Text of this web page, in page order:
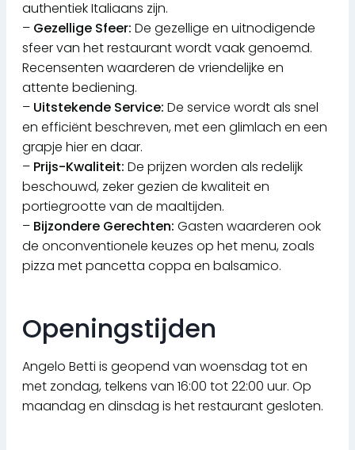
authentiek Italiaans zijn.
– Gezellige Sfeer: De gezellige en uitnodigende
sfeer van het restaurant wordt vaak genoemd.
Recensenten waarderen de vriendelijke en
attente bediening.
– Uitstekende Service: De service wordt als snel
en efficiënt beschreven, met een glimlach en een
grapje hier en daar.
– Prijs-Kwaliteit: De prijzen worden als redelijk
beschouwd, zeker gezien de kwaliteit en
portiegrootte van de maaltijden.
– Bijzondere Gerechten: Gasten waarderen ook
de onconventionele keuzes op het menu, zoals
pizza met pancetta coppa en balsamico.
Openingstijden
Angelo Betti is geopend van woensdag tot en
met zondag, telkens van 16:00 tot 22:00 uur. Op
maandag en dinsdag is het restaurant gesloten.